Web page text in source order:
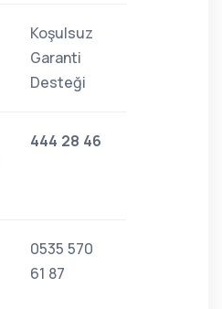
Koşulsuz
Garanti
Desteği
444 28 46
0535 570
61 87